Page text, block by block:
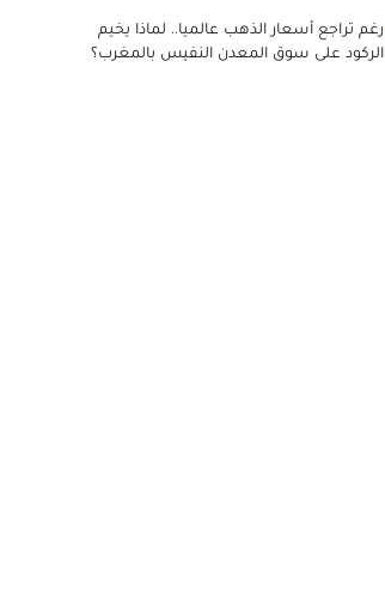
رغم تراجع أسعار الذهب عالميا.. لماذا يخيم
الركود على سوق المعدن النفيس بالمغرب؟